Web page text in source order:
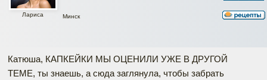
Лариса Минск
Катюша, КАПКЕЙКИ МЫ ОЦЕНИЛИ УЖЕ В ДРУГОЙ
ТЕМЕ, ты знаешь, а сюда заглянула, чтобы забрать